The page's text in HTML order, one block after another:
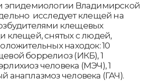
эпидемиологии Владимирской
исследует клещей на
клещевых
клещей, снятых с людей,
находок: 10
боррелиоз (ИКБ), 1
человека (МЭЧ), 1
анаплазмоз человека (ГАЧ).